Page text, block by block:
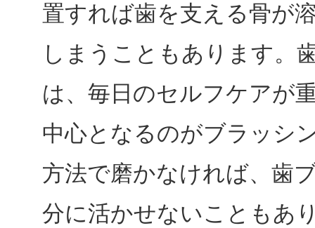
置すれば歯を支える骨が
しまうこともあります。
は、毎日のセルフケアが
中心となるのがブラッシ
方法で磨かなければ、歯
分に活かせないこともあ